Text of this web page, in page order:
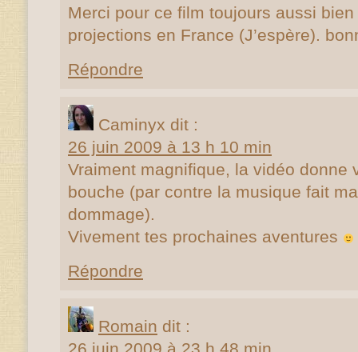
Merci pour ce film toujours aussi
projections en France (J’espère).
Répondre
Caminyx dit :
26 juin 2009 à 13 h 10 min
Vraiment magnifique, la vidéo donne
bouche (par contre la musique fait
dommage).
Vivement tes prochaines aventures
Répondre
Romain dit :